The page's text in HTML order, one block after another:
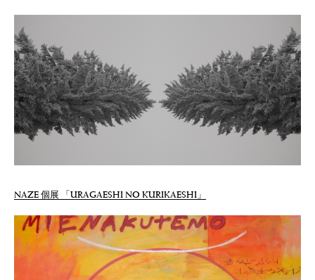
NAZE 個展 「URAGAESHI NO KURIKAESHI」